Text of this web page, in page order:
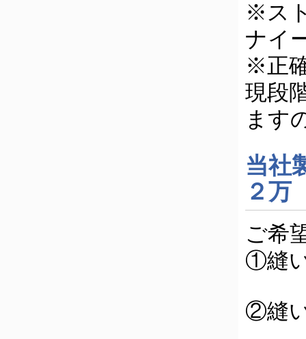
※ス
ナイ
※正
現段
ます
当社
２万
ご希
①縫
②縫